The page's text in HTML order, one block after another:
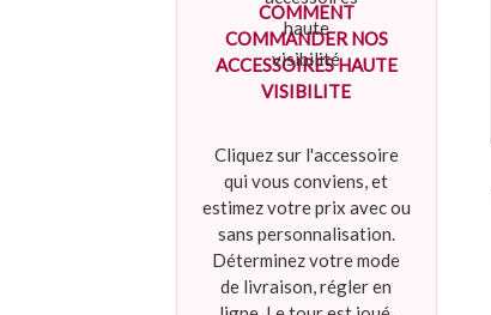
COMMENT
COMMANDER NOS
ACCESSOIRES HAUTE
VISIBILITE
Cliquez sur l'accessoire
qui vous conviens, et
estimez votre prix avec ou
sans personnalisation.
Déterminez votre mode
de livraison, régler en